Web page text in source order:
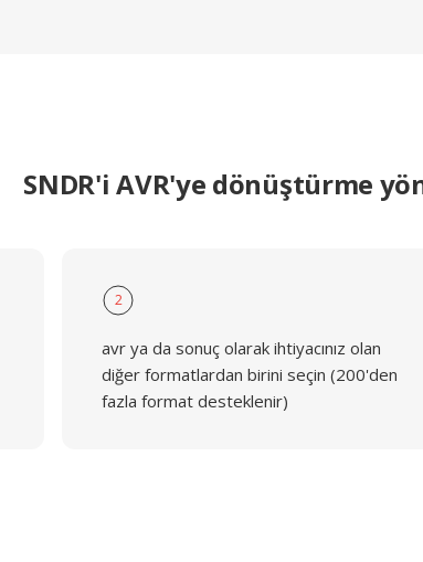
SNDR'i AVR'ye dönüştürme
2
avr ya da sonuç olarak ihtiyacınız olan
diğer formatlardan birini seçin (200'den
fazla format desteklenir)